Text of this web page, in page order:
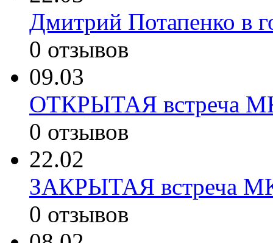
Дмитрий Потапенко в
0 отзывов
09.03
ОТКРЫТАЯ встреча
0 отзывов
22.02
ЗАКРЫТАЯ встреча
0 отзывов